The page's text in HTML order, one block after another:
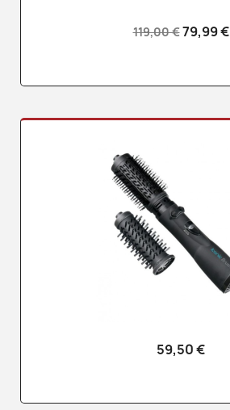
119,00 €79,99 €
59,50 €